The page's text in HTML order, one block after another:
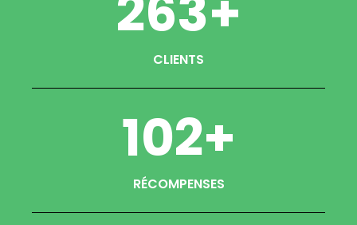
CLIENTS
102+
RÉCOMPENSES